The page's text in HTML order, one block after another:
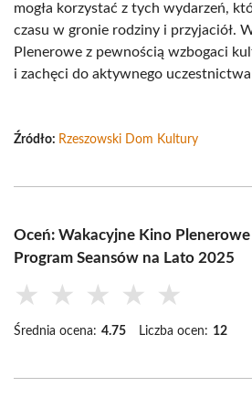
mogła korzystać z tych wydarzeń,
czasu w gronie rodziny i przyjaciół.
Plenerowe z pewnością wzbogaci
i zachęci do aktywnego
Źródło: Rzeszowski Dom Kultury
Oceń: Wakacyjne Kino
Program Seansów na Lato 2025
★ ★ ★ ★ ★
Średnia ocena: 4.75 Liczba ocen: 12